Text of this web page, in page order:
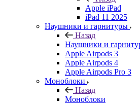
Apple iPad
iPad 11 2025
Наушники и гарнитуры
Назад
Наушники и
Apple Airpods 3
Apple Airpods 4
Apple Airpods Pro 3
Моноблоки
Назад
Моноблоки